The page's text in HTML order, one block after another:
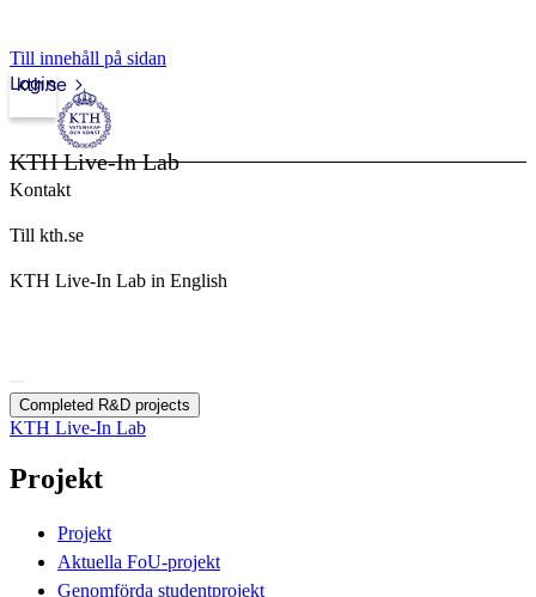
Till innehåll på sidan
kth.se
Login
KTH Live-In Lab
Kontakt
Till kth.se
KTH Live-In Lab in English
Completed R&D projects
KTH Live-In Lab
Projekt
Projekt
Aktuella FoU-projekt
Genomförda studentprojekt